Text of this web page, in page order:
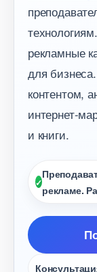
рекламные
для
контентом,
интернет-
и книги.
рекламе.